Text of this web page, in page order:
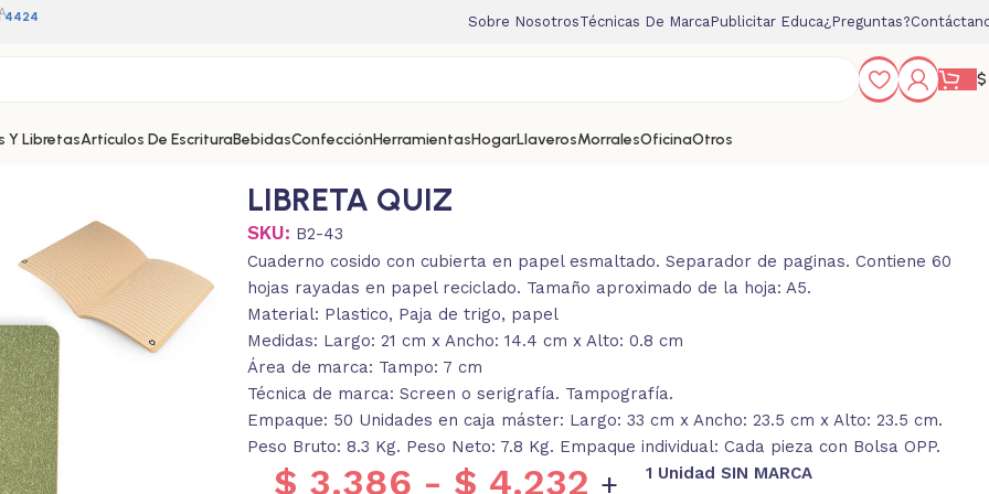
4424 Sobre NosotrosTécnicas De MarcaPublicitar Educa¿Preguntas?
$
Y LibretasArtículos De EscrituraBebidasConfecciónHerramientasHogarLlaverosMorralesOficinaOtros
LIBRETA QUIZ
SKU: B2-43
Cuaderno cosido con cubierta en papel esmaltado. Separador de paginas. Contiene 60
hojas rayadas en papel reciclado. Tamaño aproximado de la hoja: A5.
Material: Plastico, Paja de trigo, papel
Medidas: Largo: 21 cm x Ancho: 14.4 cm x Alto: 0.8 cm
Área de marca: Tampo: 7 cm
Técnica de marca: Screen o serigrafía. Tampografía.
Empaque: 50 Unidades en caja máster: Largo: 33 cm x Ancho: 23.5 cm x Alto: 23.5 cm.
Peso Bruto: 8.3 Kg. Peso Neto: 7.8 Kg. Empaque individual: Cada pieza con Bolsa OPP.
$ 3.386 - $ 4.232 +
1 Unidad SIN MARCA